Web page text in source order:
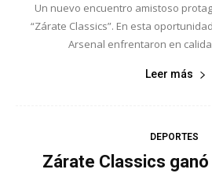
Un nuevo encuentro amistoso
“Zárate Classics”. En esta
Arsenal enfrentaron en
Leer más
DEPORTES
Zárate Classics